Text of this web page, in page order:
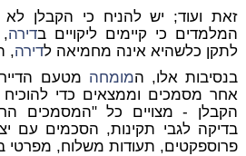
זאת ועוד; יש להניח כי הקבלן
המלמדים כי קיימים ליקויים בדירה
לתקן כלשהיא אינה מחמיאה לדירה,
בנסיבות אלו, המומחה מטעם
אחר מסמכים וממצאים כדי
הקבלן - מצויים כל "המסמכים
בדיקה לגבי תקינות, הסכמים עם
פרוספקטים, תעודות משלוח, מפרטי